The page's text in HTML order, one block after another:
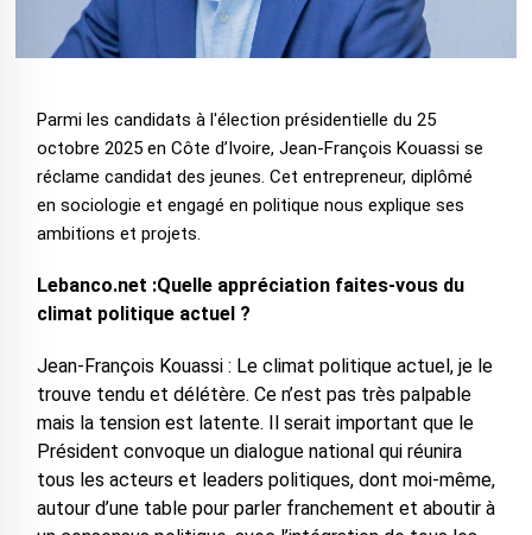
Parmi les candidats à l'élection présidentielle du 25
octobre 2025 en Côte d’Ivoire, Jean-François Kouassi se
réclame candidat des jeunes. Cet entrepreneur, diplômé
en sociologie et engagé en politique nous explique ses
ambitions et projets.
Lebanco.net :Quelle appréciation faites-vous du
climat politique actuel ?
Jean-François Kouassi : Le climat politique actuel, je le
trouve tendu et délétère. Ce n’est pas très palpable
mais la tension est latente. Il serait important que le
Président convoque un dialogue national qui réunira
tous les acteurs et leaders politiques, dont moi-même,
autour d’une table pour parler franchement et aboutir à